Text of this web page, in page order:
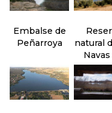
Embalse de
Peñarroya
natural